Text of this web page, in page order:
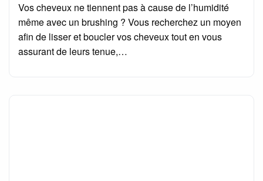
Vos cheveux ne tiennent pas à cause de l’humidité
même avec un brushing ? Vous recherchez un moyen
afin de lisser et boucler vos cheveux tout en vous
assurant de leurs tenue,…